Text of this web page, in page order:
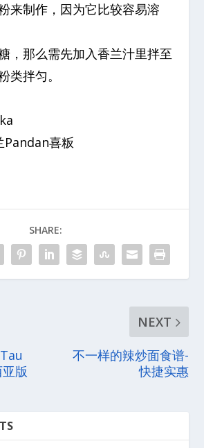
来制作，因为它比较容易溶
，那么需先加入香兰汁里拌至
类拌匀。
Pandan喜粄
SHARE:
版
NEXT
不一样的辣炒面食谱-
快捷实惠